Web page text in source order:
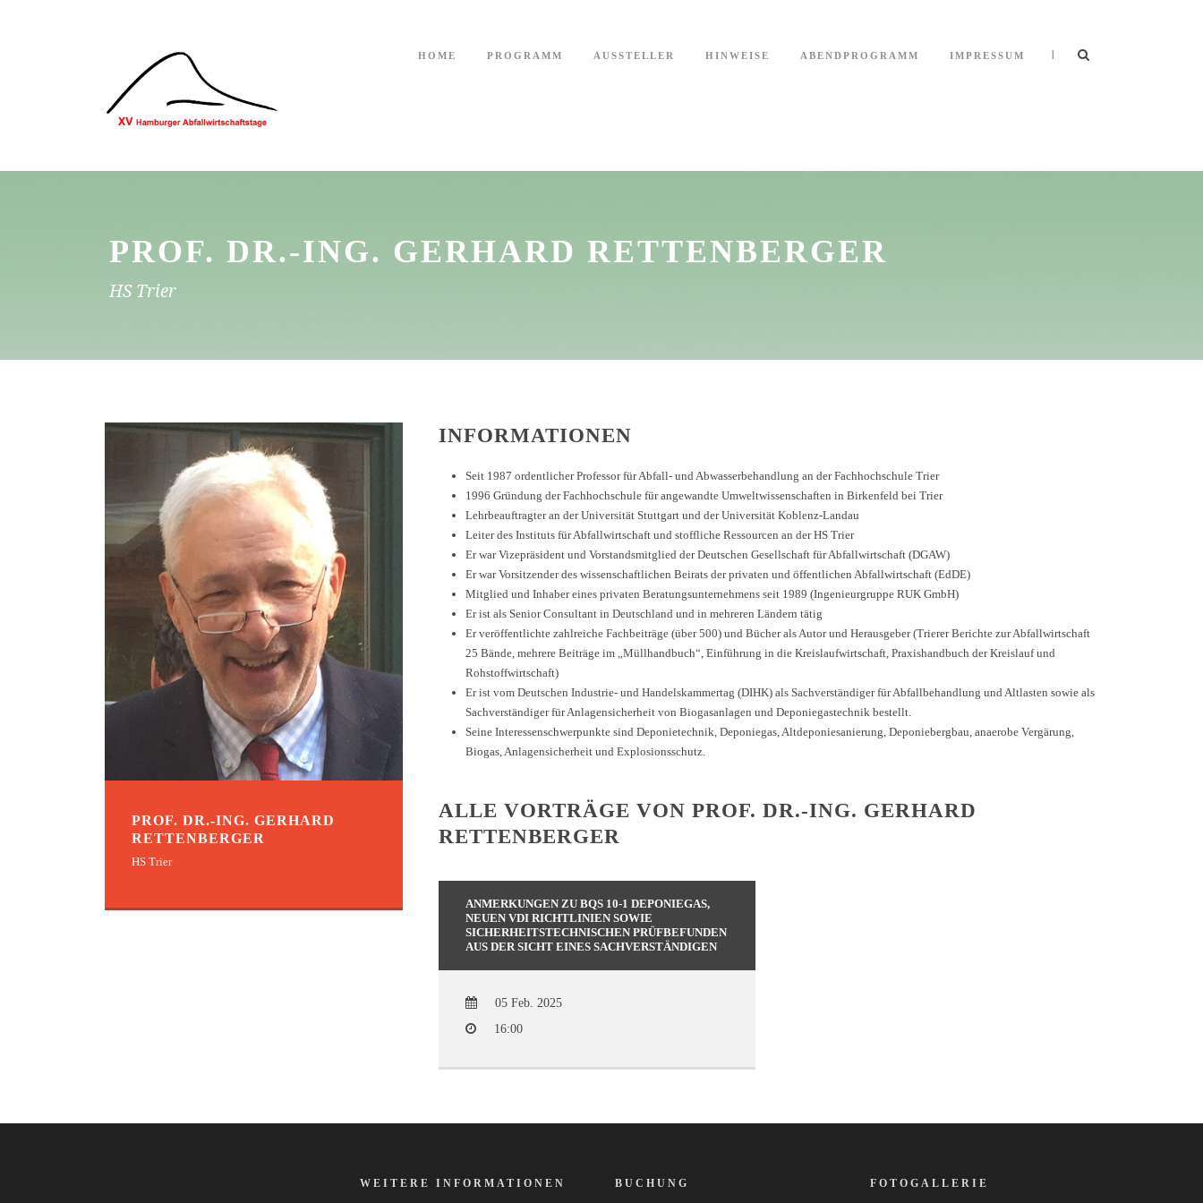
HOME PROGRAMM AUSSTELLER HINWEISE ABENDPROGRAMM IMPRESSUM |
PROF. DR.-ING. GERHARD RETTENBERGER
HS Trier
PROF. DR.-ING. GERHARD
RETTENBERGER
HS Trier
INFORMATIONEN
Seit 1987 ordentlicher Professor für Abfall- und Abwasserbehandlung an der Fachhochschule Trier
1996 Gründung der Fachhochschule für angewandte Umweltwissenschaften in Birkenfeld bei Trier
Lehrbeauftragter an der Universität Stuttgart und der Universität Koblenz-Landau
Leiter des Instituts für Abfallwirtschaft und stoffliche Ressourcen an der HS Trier
Er war Vizepräsident und Vorstandsmitglied der Deutschen Gesellschaft für Abfallwirtschaft (DGAW)
Er war Vorsitzender des wissenschaftlichen Beirats der privaten und öffentlichen Abfallwirtschaft (EdDE)
Mitglied und Inhaber eines privaten Beratungsunternehmens seit 1989 (Ingenieurgruppe RUK GmbH)
Er ist als Senior Consultant in Deutschland und in mehreren Ländern tätig
Er veröffentlichte zahlreiche Fachbeiträge (über 500) und Bücher als Autor und Herausgeber (Trierer Berichte zur Abfallwirtschaft
25 Bände, mehrere Beiträge im „Müllhandbuch“, Einführung in die Kreislaufwirtschaft, Praxishandbuch der Kreislauf und
Rohstoffwirtschaft)
Er ist vom Deutschen Industrie- und Handelskammertag (DIHK) als Sachverständiger für Abfallbehandlung und Altlasten sowie als
Sachverständiger für Anlagensicherheit von Biogasanlagen und Deponiegastechnik bestellt.
Seine Interessenschwerpunkte sind Deponietechnik, Deponiegas, Altdeponiesanierung, Deponiebergbau, anaerobe Vergärung,
Biogas, Anlagensicherheit und Explosionsschutz.
ALLE VORTRÄGE VON PROF. DR.-ING. GERHARD
RETTENBERGER
ANMERKUNGEN ZU BQS 10-1 DEPONIEGAS,
NEUEN VDI RICHTLINIEN SOWIE
SICHERHEITSTECHNISCHEN PRÜFBEFUNDEN
AUS DER SICHT EINES SACHVERSTÄNDIGEN
05 Feb. 2025
16:00
WEITERE INFORMATIONEN BUCHUNG FOTOGALLERIE